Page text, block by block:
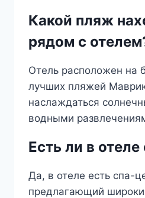
Какой пляж
рядом с
Отель расположен на
лучших пляжей
наслаждаться
водными
Есть ли в
Да, в отеле есть спа-
предлагающий